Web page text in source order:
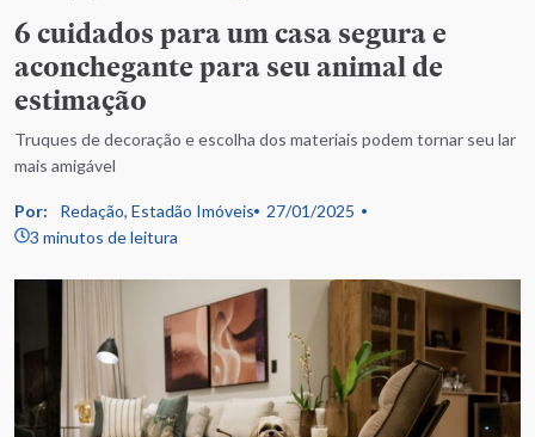
6 cuidados para um casa segura e
aconchegante para seu animal de
estimação
Truques de decoração e escolha dos materiais podem tornar seu lar
mais amigável
Por: Redação, Estadão Imóveis
27/01/2025
3 minutos de leitura